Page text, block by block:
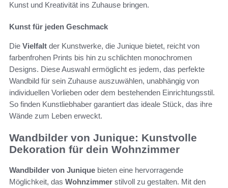
Kunst und Kreativität ins Zuhause bringen.
Kunst für jeden Geschmack
Die Vielfalt der Kunstwerke, die Junique bietet, reicht von
farbenfrohen Prints bis hin zu schlichten monochromen
Designs. Diese Auswahl ermöglicht es jedem, das perfekte
Wandbild für sein Zuhause auszuwählen, unabhängig von
individuellen Vorlieben oder dem bestehenden Einrichtungsstil.
So finden Kunstliebhaber garantiert das ideale Stück, das ihre
Wände zum Leben erweckt.
Wandbilder von Junique: Kunstvolle
Dekoration für dein Wohnzimmer
Wandbilder von Junique bieten eine hervorragende
Möglichkeit, das Wohnzimmer stilvoll zu gestalten. Mit den